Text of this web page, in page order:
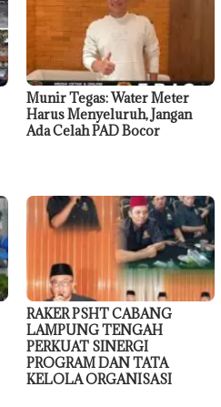
Munir Tegas: Water Meter
Harus Menyeluruh, Jangan
Ada Celah PAD Bocor
RAKER PSHT CABANG
LAMPUNG TENGAH
PERKUAT SINERGI
PROGRAM DAN TATA
KELOLA ORGANISASI